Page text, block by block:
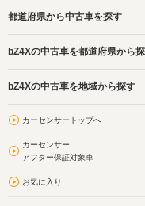
都道府県から中古車を探す
bZ4Xの中古車を都道府県から
bZ4Xの中古車を地域から探す
カーセンサートップへ
カーセンサー
アフター保証対象車
お気に入り